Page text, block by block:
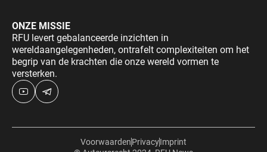
ONZE MISSIE
RFU levert gebalanceerde inzichten in
wereldaangelegenheden, ontrafelt complexiteiten om het
begrip van de krachten die onze wereld vormen te
versterken.
VoorwaardenPrivacyImprint